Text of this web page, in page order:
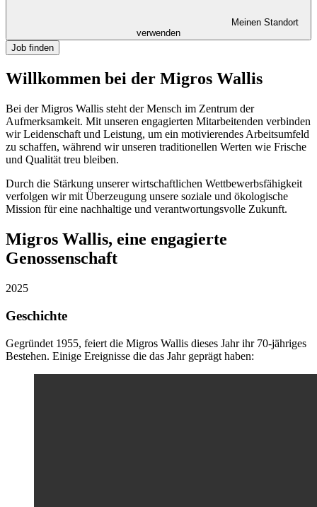
Meinen Standort
verwenden
Job finden
Willkommen bei der Migros Wallis
Bei der Migros Wallis steht der Mensch im Zentrum der
Aufmerksamkeit. Mit unseren engagierten Mitarbeitenden verbinden
wir Leidenschaft und Leistung, um ein motivierendes Arbeitsumfeld
zu schaffen, während wir unseren traditionellen Werten wie Frische
und Qualität treu bleiben.
Durch die Stärkung unserer wirtschaftlichen Wettbewerbsfähigkeit
verfolgen wir mit Überzeugung unsere soziale und ökologische
Mission für eine nachhaltige und verantwortungsvolle Zukunft.
Migros Wallis, eine engagierte
Genossenschaft
2025
Geschichte
Gegründet 1955, feiert die Migros Wallis dieses Jahr ihr 70-jähriges
Bestehen. Einige Ereignisse die das Jahr geprägt haben: